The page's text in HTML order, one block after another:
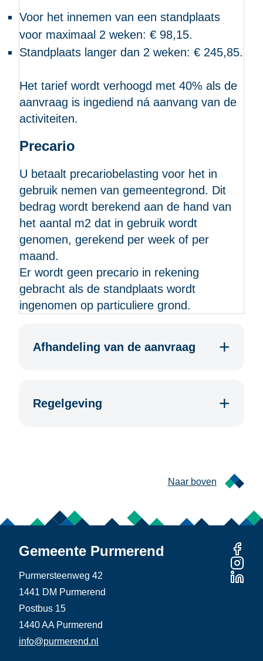
Voor het innemen van een standplaats
voor maximaal 2 weken: € 98,15.
Standplaats langer dan 2 weken: € 245,85.
Het tarief wordt verhoogd met 40% als de
aanvraag is ingediend ná aanvang van de
activiteiten.
Precario
U betaalt precariobelasting voor het in
gebruik nemen van gemeentegrond. Dit
bedrag wordt berekend aan de hand van
het aantal m2 dat in gebruik wordt
genomen, gerekend per week of per
maand.
Er wordt geen precario in rekening
gebracht als de standplaats wordt
ingenomen op particuliere grond.
Afhandeling van de aanvraag
Regelgeving
Naar boven
Gemeente Purmerend
Purmersteenweg 42
1441 DM Purmerend
Postbus 15
1440 AA Purmerend
info@purmerend.nl